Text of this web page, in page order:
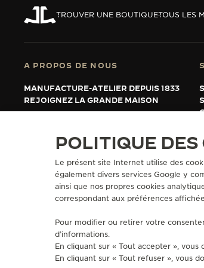
VOIR LES ÉVÉNEMENTS
TROUVER UNE BOUTIQUETOUS LES
A PROPOS DE NOUS
MANUFACTURE-ATELIER DEPUIS 1833
REJOIGNEZ LA GRANDE MAISON
POLITIQUE DE CONFIDENTIALITÉ
FICHE RELATIVE AUX QUALITÉS ET
POLITIQUE DES
Le présent site Internet utilise des
également divers services Google y
ainsi que nos propres cookies
correspondant aux préférences
Pour modifier ou retirer votre
d’informations.
En cliquant sur « Tout accepter »,
En cliquant sur « Tout refuser », vous